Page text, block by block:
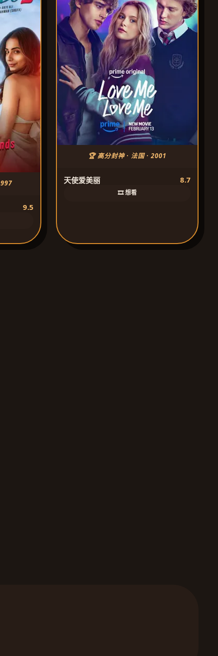
9.5
🏆 高分封神 · 法国 · 2001
天使爱美丽 8.7
🎞️ 想看